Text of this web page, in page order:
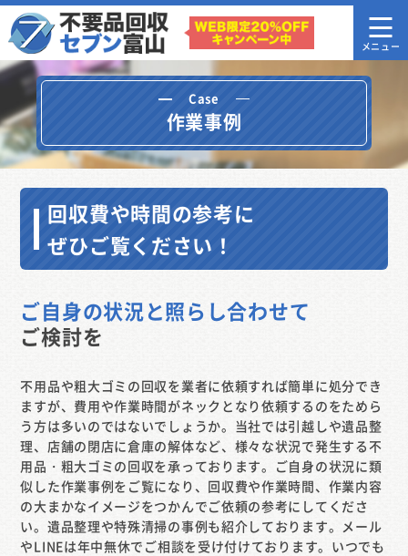
Case
作業事例
回収費や時間の参考に
ぜひご覧ください！
ご自身の状況と照らし合わせて
ご検討を
不用品や粗大ゴミの回収を業者に依頼すれば簡単に処分でき
ますが、費用や作業時間がネックとなり依頼するのをためら
う方は多いのではないでしょうか。当社では引越しや遺品整
理、店舗の閉店に倉庫の解体など、様々な状況で発生する不
用品・粗大ゴミの回収を承っております。ご自身の状況に類
似した作業事例をご覧になり、回収費や作業時間、作業内容
の大まかなイメージをつかんでご依頼の参考にしてくださ
い。遺品整理や特殊清掃の事例も紹介しております。メール
やLINEは年中無休でご相談を受け付けております。いつでも